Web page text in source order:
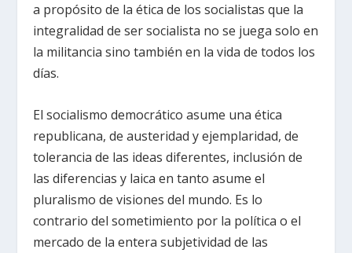
a propósito de la ética de los socialistas que la
integralidad de ser socialista no se juega solo en
la militancia sino también en la vida de todos los
días.
El socialismo democrático asume una ética
republicana, de austeridad y ejemplaridad, de
tolerancia de las ideas diferentes, inclusión de
las diferencias y laica en tanto asume el
pluralismo de visiones del mundo. Es lo
contrario del sometimiento por la política o el
mercado de la entera subjetividad de las